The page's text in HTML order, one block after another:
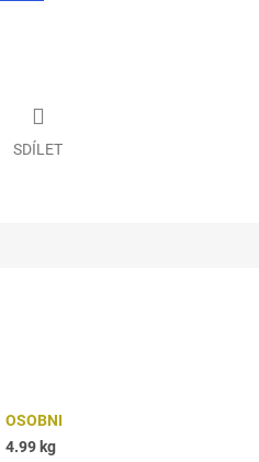
SDÍLET
OSOBNI
4.99 kg